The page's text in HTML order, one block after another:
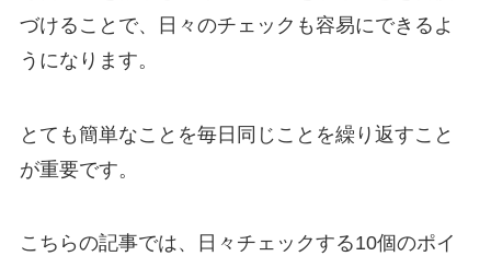
づけることで、日々のチェックも容易にできるよ
うになります。
とても簡単なことを毎日同じことを繰り返すこと
が重要です。
こちらの記事では、日々チェックする10個のポイ